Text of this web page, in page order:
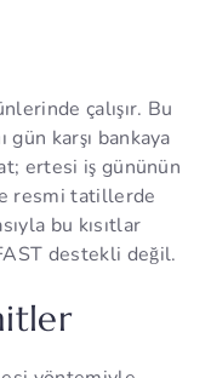
çalışır. Bu
gün karşı bankaya
ertesi iş gününün
resmi tatillerde
bu kısıtlar
destekli değil.